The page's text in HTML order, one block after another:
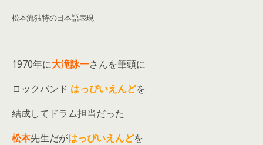
松本流独特の日本語表現
1970年に大滝詠一さんを筆頭に
ロックバンド はっぴいえんどを
結成してドラム担当だった
松本先生だがはっぴいえんどを